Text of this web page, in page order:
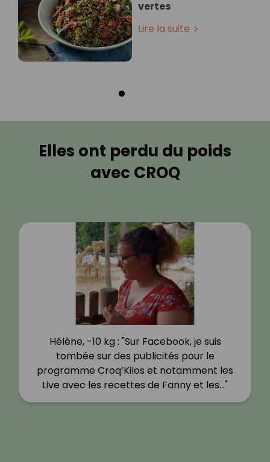
vertes
Lire la suite
Elles ont perdu du poids
avec CROQ
Hélène, -10 kg : "Sur Facebook, je suis
tombée sur des publicités pour le
programme Croq’Kilos et notamment les
Live avec les recettes de Fanny et les…"